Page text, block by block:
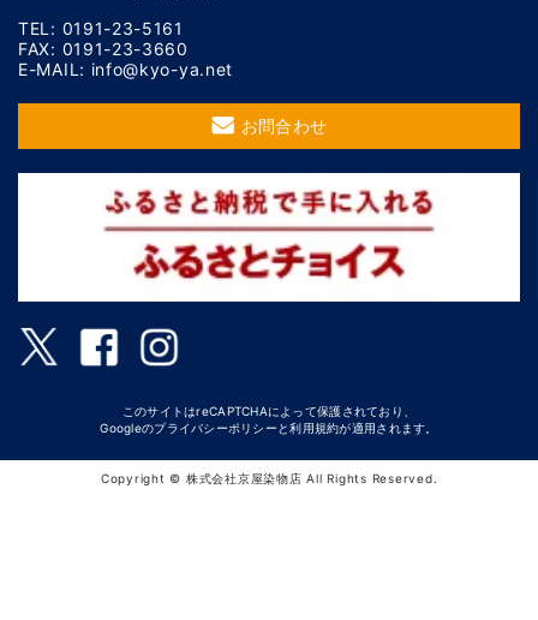
TEL: 0191-23-5161
FAX: 0191-23-3660
E-MAIL: info@kyo-ya.net
お問合わせ
このサイトはreCAPTCHAによって保護されており、
Googleのプライバシーポリシー と利用規約が適用されます。
Copyright © 株式会社京屋染物店 All Rights Reserved.